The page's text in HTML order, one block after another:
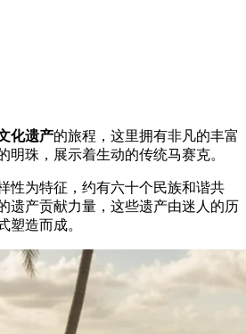
化遗产的旅程，这里拥有非凡的丰富
明珠，展示着生动的传统马赛克。
性为特征，约有六十个民族和谐共
遗产贡献力量，这些遗产由迷人的历
塑造而成。